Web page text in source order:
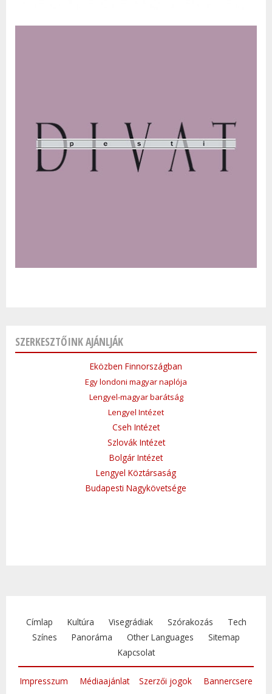
SZERKESZTŐINK AJÁNLJÁK
Eközben Finnországban
Egy londoni magyar naplója
Lengyel-magyar barátság
Lengyel Intézet
Cseh Intézet
Szlovák Intézet
Bolgár Intézet
Lengyel Köztársaság
Budapesti Nagykövetsége
Címlap Kultúra Visegrádiak Szórakozás
Tech
Színes
Panoráma Other Languages
Sitemap
Kapcsolat
Impresszum Médiaajánlat Szerzői jogok Bannercsere